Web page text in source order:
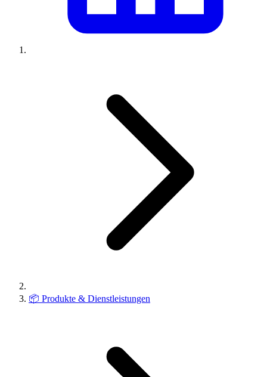
📦 Produkte & Dienstleistungen